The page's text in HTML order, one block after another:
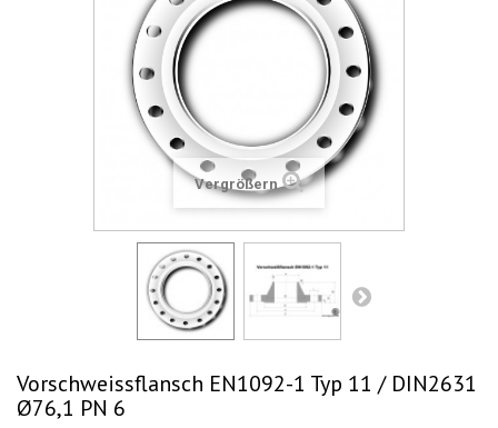
Vergrößern
Vorschweissflansch EN1092-1 Typ 11 / DIN2631
Ø76,1 PN 6